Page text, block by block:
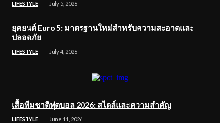
LIFESTYLE July 5, 2026
ยุคยนต์ Euro 5: มาตรฐานใหม่สำหรับความสะอาดและ
ปลอดภัย
LIFESTYLE July 4, 2026
เสื้อทีมชาติฟุตบอล 2026: สไตล์และความสำคัญ
LIFESTYLE June 11, 2026